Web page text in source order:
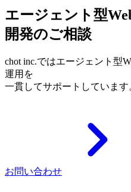
エージェント型
開発のご相談
chot inc.ではエージェント型
運用を
一貫してサポートしています
お問い合わせ